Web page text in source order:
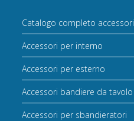
Catalogo completo accessori
Accessori per interno
Accessori per esterno
Accessori bandiere da tavolo
Accessori per sbandieratori